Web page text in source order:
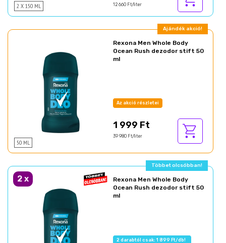
2 X 150 ML 12 660 Ft/liter
Ajándék akció!
50 ML
Rexona Men Whole Body
Ocean Rush dezodor stift 50
ml
Az akció részletei
1 999 Ft
39 980 Ft/liter
Többet olcsóbban!
2 x
Rexona Men Whole Body
Ocean Rush dezodor stift 50
ml
2 darabtól csak: 1 899 Ft/db!